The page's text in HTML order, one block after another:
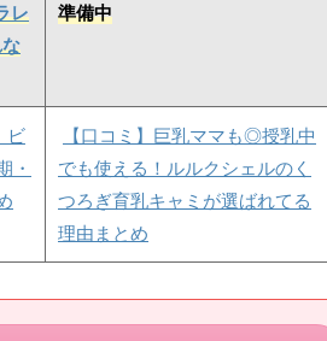
レ
準備中
ビ
・
【口コミ】巨乳ママも◎授乳中
でも使える！ルルクシェルのく
つろぎ育乳キャミが選ばれてる
理由まとめ